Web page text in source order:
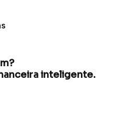
inteligente.